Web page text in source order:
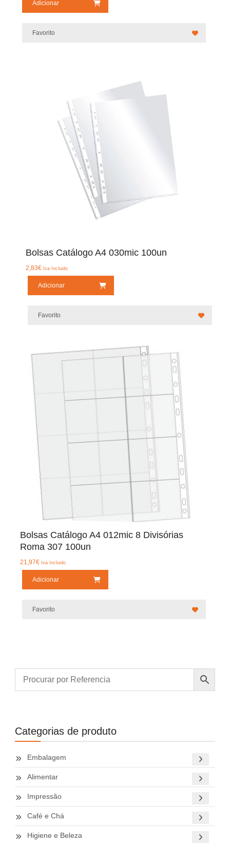
Adicionar
Favorito
Bolsas Catálogo A4 030mic 100un
2,83€ Iva Incluido
Adicionar
Favorito
Bolsas Catálogo A4 012mic 8 Divisórias
Roma 307 100un
21,97€ Iva Incluido
Adicionar
Favorito
Categorias de produto
Embalagem
Alimentar
Impressão
Café e Chá
Higiene e Beleza